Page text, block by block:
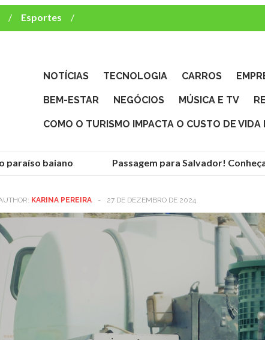
Esportes
NOTÍCIAS TECNOLOGIA CARROS
BEM-ESTAR NEGÓCIOS MÚSICA E TV
COMO O TURISMO IMPACTA O CUSTO DE
baiano Passagem para Salvador!
KARINA PEREIRA - 27 DE DEZEMBRO DE 2024